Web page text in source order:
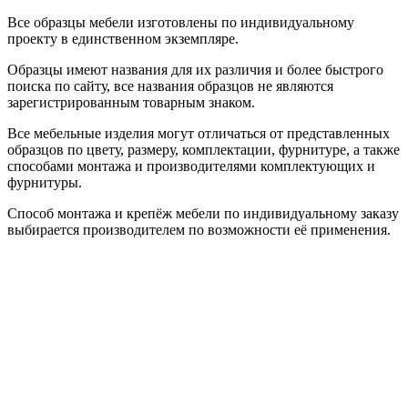
Все образцы мебели изготовлены по индивидуальному
проекту в единственном экземпляре.
Образцы имеют названия для их различия и более быстрого
поиска по сайту, все названия образцов не являются
зарегистрированным товарным знаком.
Все мебельные изделия могут отличаться от представленных
образцов по цвету, размеру, комплектации, фурнитуре, а также
способами монтажа и производителями комплектующих и
фурнитуры.
Способ монтажа и крепёж мебели по индивидуальному заказу
выбирается производителем по возможности её применения.